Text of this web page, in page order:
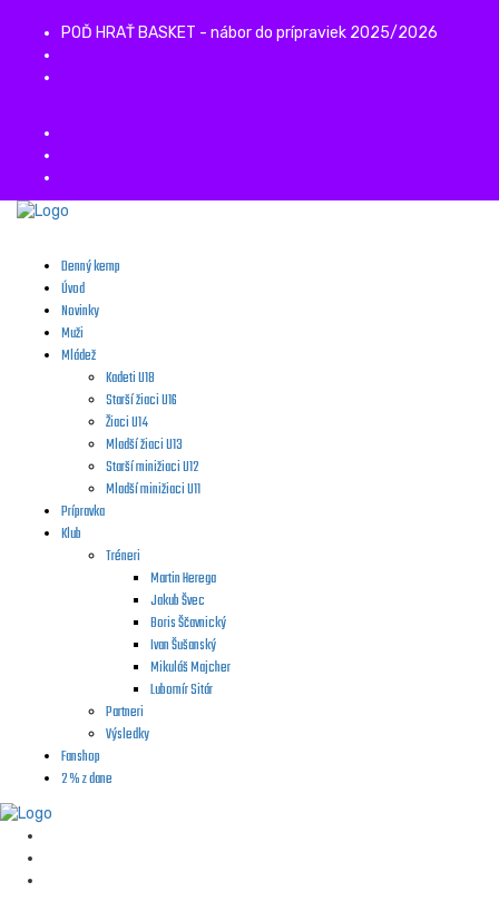
POĎ HRAŤ BASKET - nábor do prípraviek 2025/2026
Denný kemp
Úvod
Novinky
Muži
Mládež
Kadeti U18
Starší žiaci U16
Žiaci U14
Mladší žiaci U13
Starší minižiaci U12
Mladší minižiaci U11
Prípravka
Klub
Tréneri
Martin Herega
Jakub Švec
Boris Ščavnický
Ivan Šušanský
Mikuláš Majcher
Lubomír Sitár
Partneri
Výsledky
Fanshop
2 % z dane